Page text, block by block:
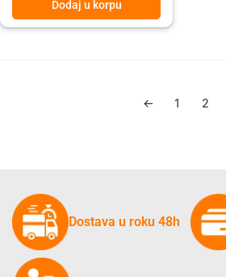
Dodaj u korpu
← 1 2
Dostava u roku 48h